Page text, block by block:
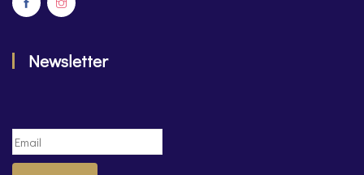
Newsletter